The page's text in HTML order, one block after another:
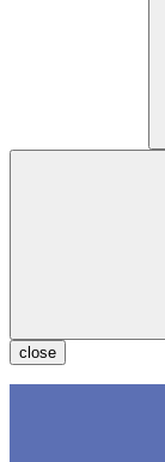
close